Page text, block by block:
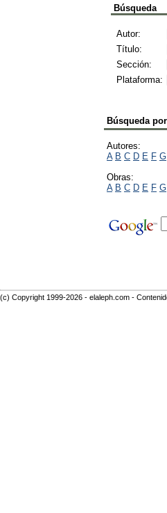
Búsqueda
Autor:
Título:
Sección:
Plataforma:
Búsqueda
Autores:
A B C D E F G
Obras:
A B C D E F G
(c) Copyright 1999-2026 - elaleph.com -